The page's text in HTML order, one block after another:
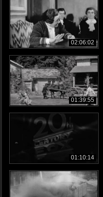
02:06:02
01:39:55
01:10:14